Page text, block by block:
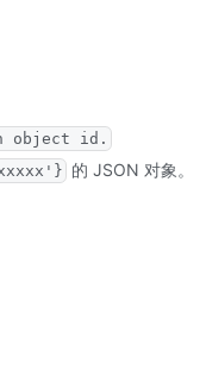
object id.
的 JSON 对象。